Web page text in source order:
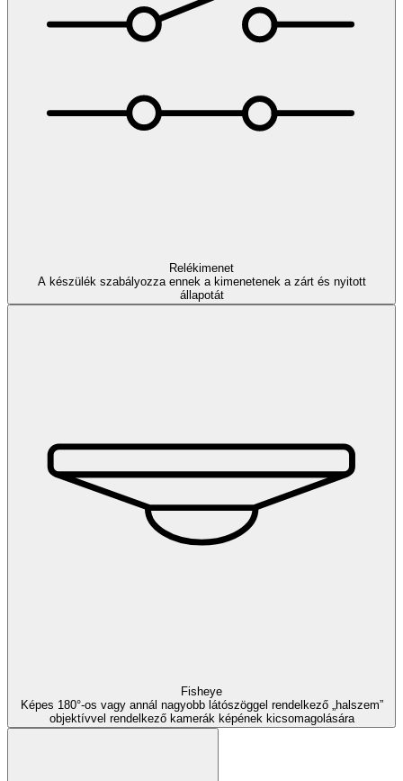
Relékimenet
A készülék szabályozza ennek a kimenetenek a zárt és nyitott
állapotát
Fisheye
Képes 180°-os vagy annál nagyobb látószöggel rendelkező „halszem”
objektívvel rendelkező kamerák képének kicsomagolására